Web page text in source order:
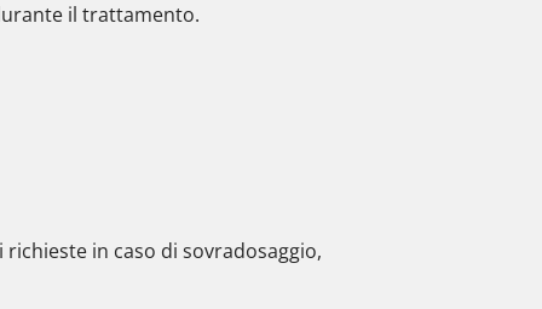
il trattamento.
in caso di sovradosaggio,